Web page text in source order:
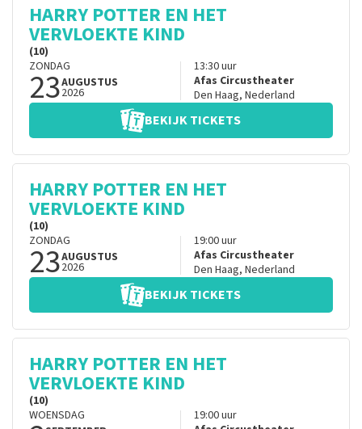
HARRY POTTER EN HET
VERVLOEKTE KIND
(10)
ZONDAG
23AUGUSTUS
2026
13:30uur
Afas Circustheater
Den Haag, Nederland
BEKIJK TICKETS
HARRY POTTER EN HET
VERVLOEKTE KIND
(10)
ZONDAG
23AUGUSTUS
2026
19:00uur
Afas Circustheater
Den Haag, Nederland
BEKIJK TICKETS
HARRY POTTER EN HET
VERVLOEKTE KIND
(10)
WOENSDAG
19:00uur